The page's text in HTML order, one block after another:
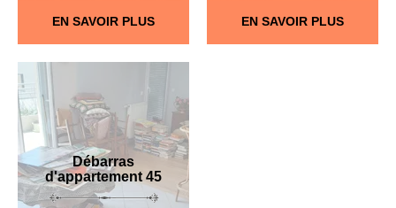
EN SAVOIR PLUS EN SAVOIR PLUS
Débarras
d'appartement 45